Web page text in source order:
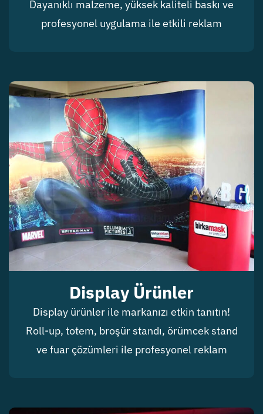
Dayanıklı malzeme, yüksek kaliteli baskı ve
profesyonel uygulama ile etkili reklam
Display Ürünler
Display ürünler ile markanızı etkin tanıtın!
Roll-up, totem, broşür standı, örümcek stand
ve fuar çözümleri ile profesyonel reklam